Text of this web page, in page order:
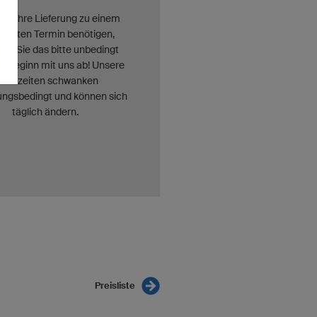
Sie Ihre Lieferung zu einem
Termin benötigen,
Sie das bitte unbedingt
Beginn mit uns ab! Unsere
schwanken
und können sich
täglich ändern.
Preisliste